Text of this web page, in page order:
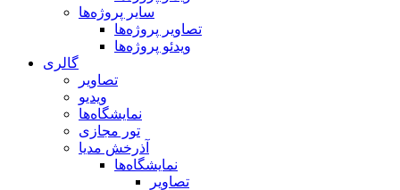
سایر پروژه‌ها
تصاویر پروژه‌ها
ویدئو پروژه‌ها
گالری
تصاویر
ویدیو
نمایشگاه‌ها
تور مجازی
آذرخش مدیا
نمایشگاه‌ها
تصاویر